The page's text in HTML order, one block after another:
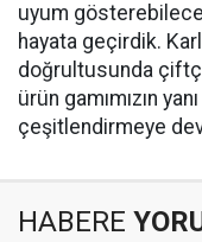
uyum
hayata geçirdik.
doğrultusunda
ürün gamımızın
çeşitlendirmeye
HABERE